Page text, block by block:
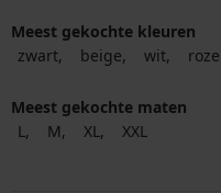
Meest gekochte kleuren
zwart
beige wit roze
Meest gekochte maten
L
M XL XXL